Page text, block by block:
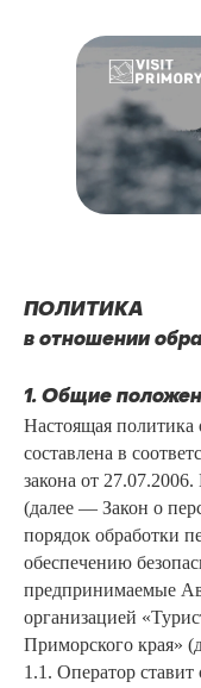
ПОЛИТИКА
в отношении
1. Общие
Настоящая
составлена в
закона от
(далее — Закон о
порядок обработки
обеспечению
предпринимаемые
организацией
Приморского края»
1.1. Оператор